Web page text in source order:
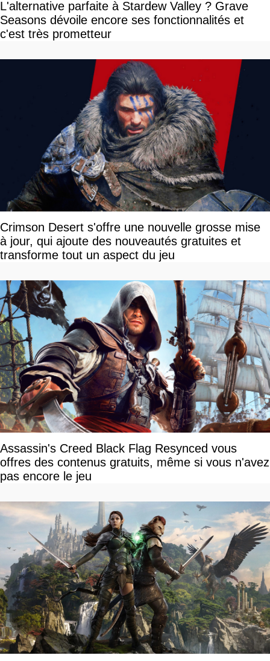
L'alternative parfaite à Stardew Valley ? Grave
Seasons dévoile encore ses fonctionnalités et
c'est très prometteur
Crimson Desert s'offre une nouvelle grosse mise
à jour, qui ajoute des nouveautés gratuites et
transforme tout un aspect du jeu
Assassin's Creed Black Flag Resynced vous
offres des contenus gratuits, même si vous n'avez
pas encore le jeu